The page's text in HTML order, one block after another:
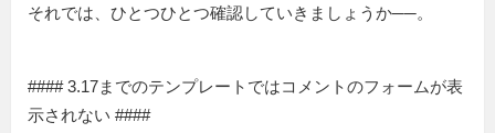
それでは、ひとつひとつ確認していきましょうか──。
#### 3.17までのテンプレートではコメントのフォームが表
示されない ####